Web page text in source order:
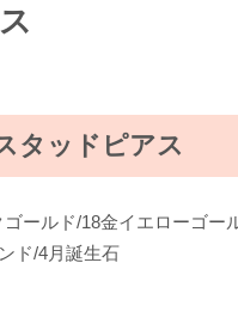
タッドピアス
ールド/18金イエローゴー
ド/4月誕生石